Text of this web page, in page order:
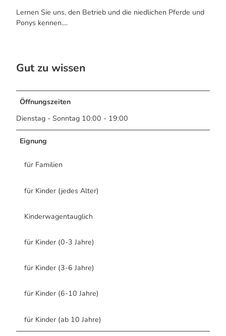
Lernen Sie uns, den Betrieb und die niedlichen Pferde und
Ponys kennen....
Gut zu wissen
Öffnungszeiten
Dienstag - Sonntag 10:00 - 19:00
Eignung
für Familien
für Kinder (jedes Alter)
Kinderwagentauglich
für Kinder (0-3 Jahre)
für Kinder (3-6 Jahre)
für Kinder (6-10 Jahre)
für Kinder (ab 10 Jahre)